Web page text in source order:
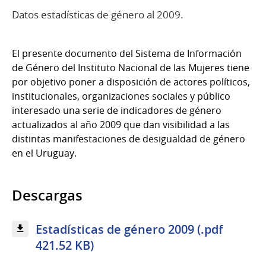
Datos estadísticas de género al 2009.
El presente documento del Sistema de Información
de Género del Instituto Nacional de las Mujeres tiene
por objetivo poner a disposición de actores políticos,
institucionales, organizaciones sociales y público
interesado una serie de indicadores de género
actualizados al año 2009 que dan visibilidad a las
distintas manifestaciones de desigualdad de género
en el Uruguay.
Descargas
Estadísticas de género 2009 (.pdf
421.52 KB)